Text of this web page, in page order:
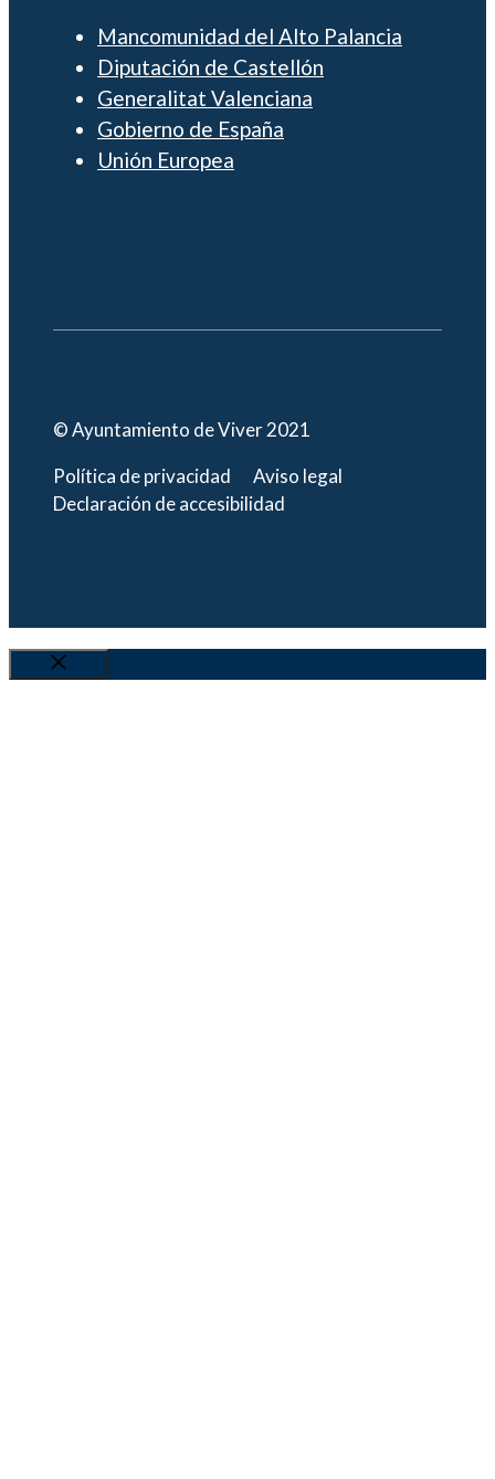
Mancomunidad del Alto Palancia
Diputación de Castellón
Generalitat Valenciana
Gobierno de España
Unión Europea
© Ayuntamiento de Viver 2021
Política de privacidad
Aviso legal
Declaración de accesibilidad
Cerrar